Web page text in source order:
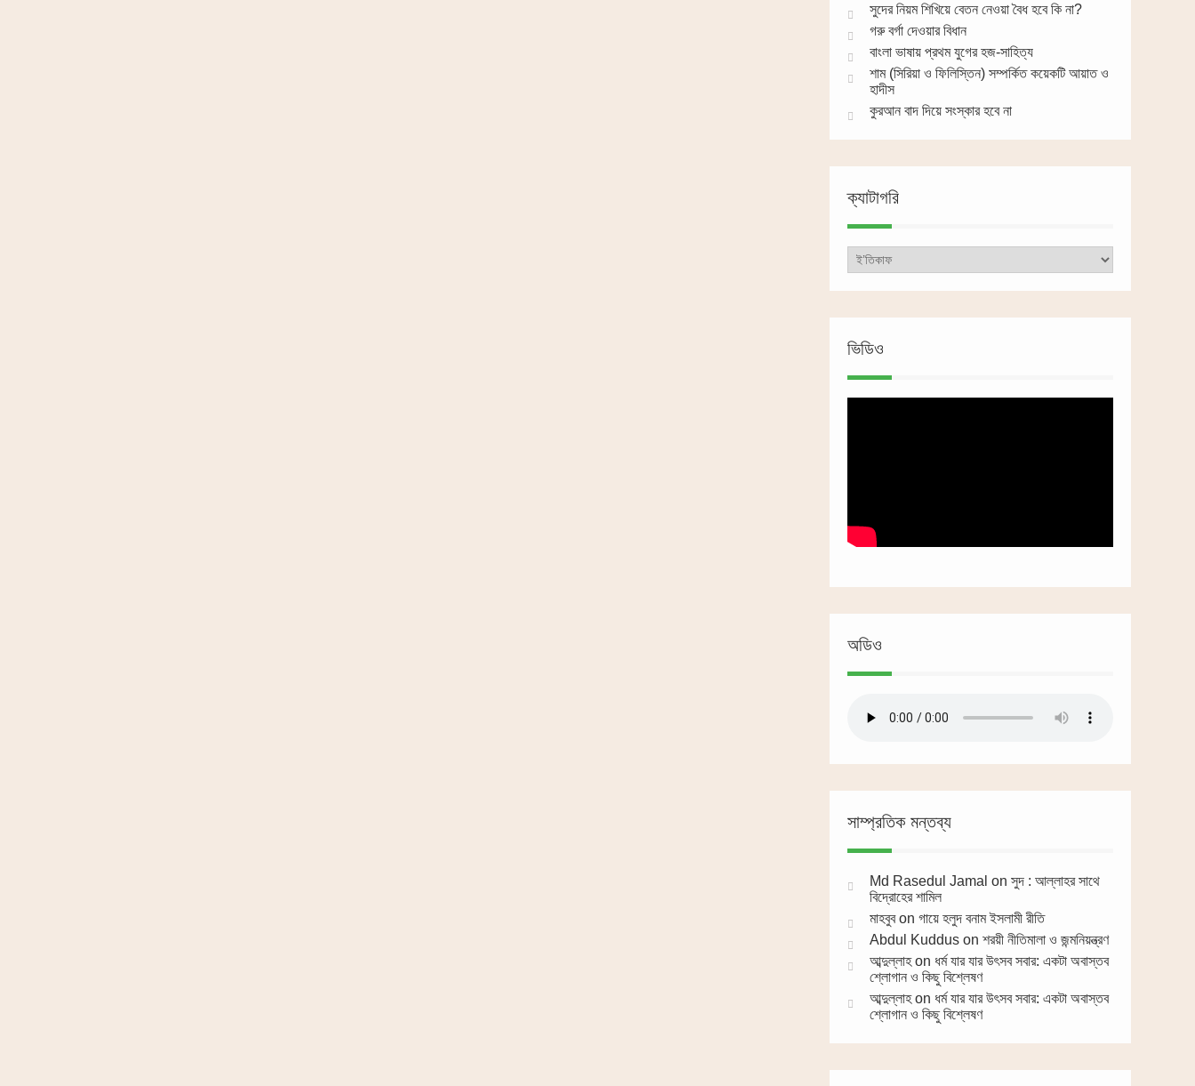
সুদের নিয়ম শিখিয়ে বেতন নেওয়া বৈধ হবে কি না?
গরু বর্গা দেওয়ার বিধান
বাংলা ভাষায় প্রথম যুগের হজ-সাহিত্য
শাম (সিরিয়া ও ফিলিস্তিন) সম্পর্কিত কয়েকটি আয়াত ও
হাদীস
কুরআন বাদ দিয়ে সংস্কার হবে না
ক্যাটাগরি
ক্যাটাগরি
ভিডিও
অডিও
সাম্প্রতিক মন্তব্য
Md Rasedul Jamal on সুদ : আল্লাহর সাথে
বিদ্রোহের শামিল
মাহবুবon গায়ে হলুদ বনাম ইসলামী রীতি
Abdul Kuddus on শরয়ী নীতিমালা ও জন্মনিয়ন্ত্রণ
আব্দুল্লাহon ধর্ম যার যার উৎসব সবার: একটা অবাস্তব
শ্লোগান ও কিছু বিশ্লেষণ
আব্দুল্লাহon ধর্ম যার যার উৎসব সবার: একটা অবাস্তব
শ্লোগান ও কিছু বিশ্লেষণ